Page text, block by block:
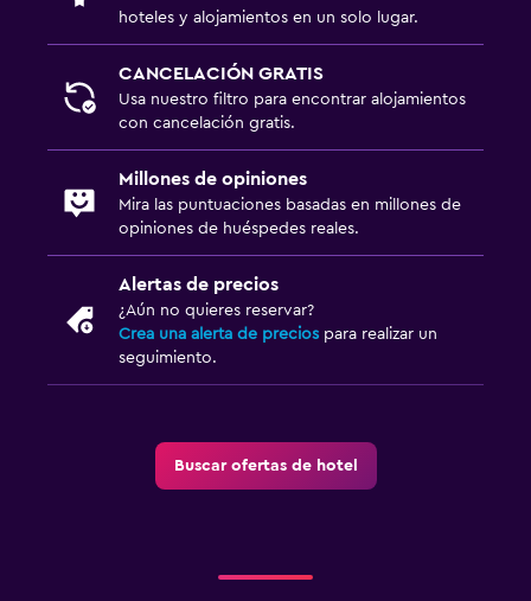
hoteles y alojamientos en un solo lugar.
CANCELACIÓN GRATIS
Usa nuestro filtro para encontrar alojamientos
con cancelación gratis.
Millones de opiniones
Mira las puntuaciones basadas en millones de
opiniones de huéspedes reales.
Alertas de precios
¿Aún no quieres reservar?
Crea una alerta de precios para realizar un
seguimiento.
Buscar ofertas de hotel